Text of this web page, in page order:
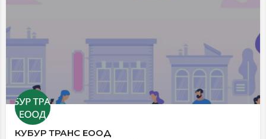
КУБУР ТРАНС ЕООД